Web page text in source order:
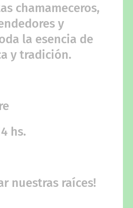
chamameceros,
y
la esencia de
y tradición.
hs.
nuestras raíces!